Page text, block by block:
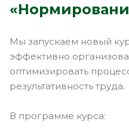
Мы запускаем новый
эффективно
оптимизировать
результативность труда.
В программе курса: